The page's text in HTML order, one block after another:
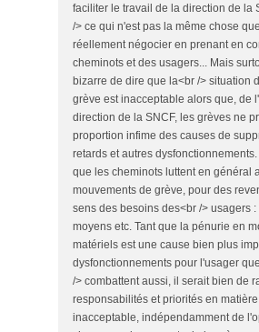
faciliter le travail de la direction de la
/> ce qui n'est pas la même chose
réellement négocier en prenant en
cheminots et des usagers... Mais
bizarre de dire que la<br /> situation
grève est inacceptable alors que, de
direction de la SNCF, les grèves ne
proportion infime des causes de
retards et autres
que les cheminots luttent en général
mouvements de grève, pour des
sens des besoins des<br /> usagers
moyens etc. Tant que la pénurie en
matériels est une cause bien plus
dysfonctionnements pour l'usager
/> combattent aussi, il serait bien de
responsabilités et priorités en
inacceptable, indépendamment de